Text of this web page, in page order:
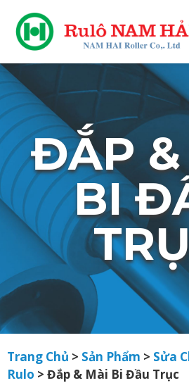
ĐẮP
BI
Trang Chủ > Sản Phẩm > Sửa
Rulo > Đắp & Mài Bi Đầu Trục